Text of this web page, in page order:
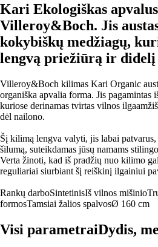
Kari Ekologiškas
Villeroy&Boch. Jis
kokybiškų medžiagų,
lengvą priežiūrą ir didelį
Villeroy&Boch kilimas Kari Organic
organiška apvalia forma. Jis pagamintas
kuriose derinamas tvirtas vilnos
dėl nailono.
Šį kilimą lengva valyti, jis labai
šilumą, suteikdamas jūsų namams
Verta žinoti, kad iš pradžių nuo kilimo
reguliariai siurbiant šį reiškinį ilgainiui
Rankų darboSintetinisIš vilnos mišinio
formosTamsiai žalios spalvosØ 160 cm
Visi parametraiDydis,